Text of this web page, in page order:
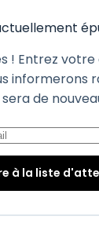
! Entrez
informerons
de
à la liste